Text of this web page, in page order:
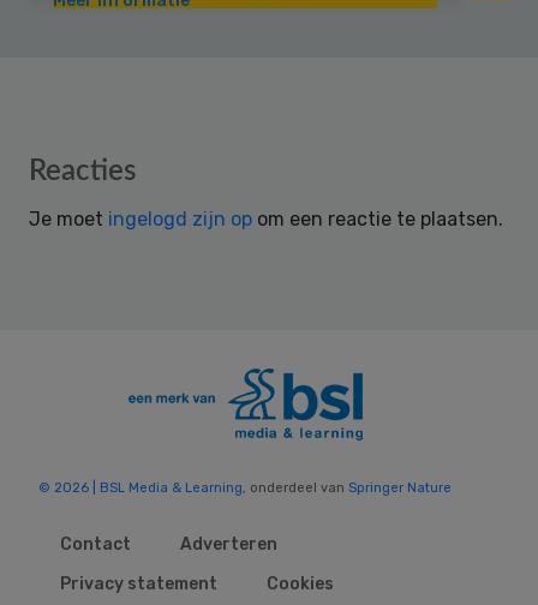
Reader
Reacties
Je moet ingelogd zijn op om een reactie te plaatsen.
© 2026 | BSL Media & Learning, onderdeel van Springer Nature
Contact
Adverteren
Privacy statement
Cookies